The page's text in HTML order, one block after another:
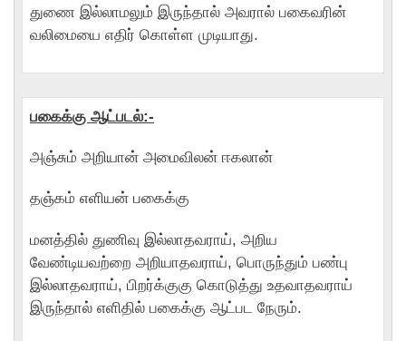
துணை இல்லாமலும் இருந்தால் அவரால் பகைவரின்
வலிமையை எதிர் கொள்ள முடியாது.
பகைக்கு ஆட்படல்:-
அஞ்சும் அறியான் அமைவிலன் ஈகலான்
தஞ்கம் எளியன் பகைக்கு
மனத்தில் துணிவு இல்லாதவராய், அறிய
வேண்டியவற்றை அறியாதவராய், பாெருந்தும் பண்பு
இல்லாதவராய், பிறர்க்குகு காெடுத்து உதவாதவராய்
இருந்தால் எளிதில் பகைக்கு ஆட்பட நேரும்.